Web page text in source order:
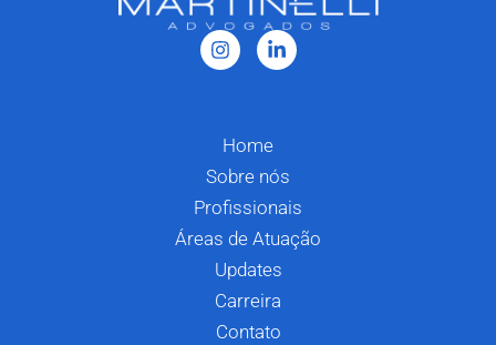
Home
Sobre nós
Profissionais
Áreas de Atuação
Updates
Carreira
Contato